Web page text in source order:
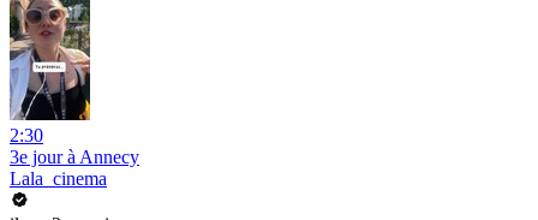
2:30
3e jour à Annecy
Lala_cinema